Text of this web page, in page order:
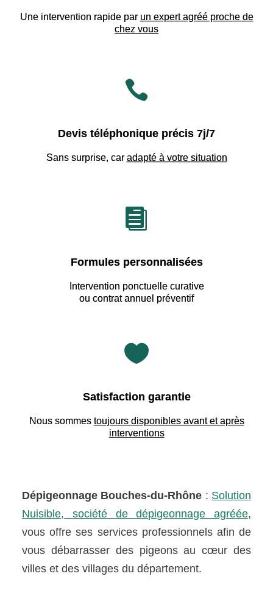
Une intervention rapide par un expert agréé proche de
chez vous

Devis téléphonique précis 7j/7
Sans surprise, car adapté à votre situation

Formules personnalisées
Intervention ponctuelle curative
ou contrat annuel préventif

Satisfaction garantie
Nous sommes toujours disponibles avant et après
interventions
Dépigeonnage Bouches-du-Rhône : Solution
Nuisible, société de dépigeonnage agréée,
vous offre ses services professionnels afin de
vous débarrasser des pigeons au cœur des
villes et des villages du département.